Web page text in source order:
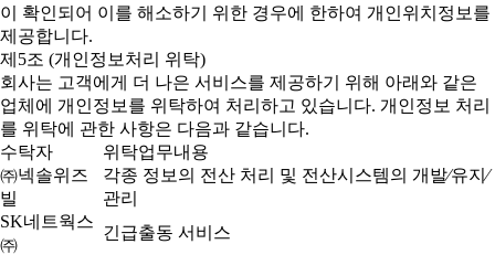
이 확인되어 이를 해소하기 위한 경우에 한하여 개인위치정보를
제공합니다.
제5조 (개인정보처리 위탁)
회사는 고객에게 더 나은 서비스를 제공하기 위해 아래와 같은
업체에 개인정보를 위탁하여 처리하고 있습니다. 개인정보 처리
를 위탁에 관한 사항은 다음과 같습니다.
수탁자
위탁업무내용
㈜넥솔위즈
빌
각종 정보의 전산 처리 및 전산시스템의 개발⁄유지⁄
관리
SK네트웍스
㈜
긴급출동 서비스